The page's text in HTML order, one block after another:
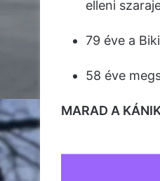
elleni
79 éve a
58 éve
MARAD A